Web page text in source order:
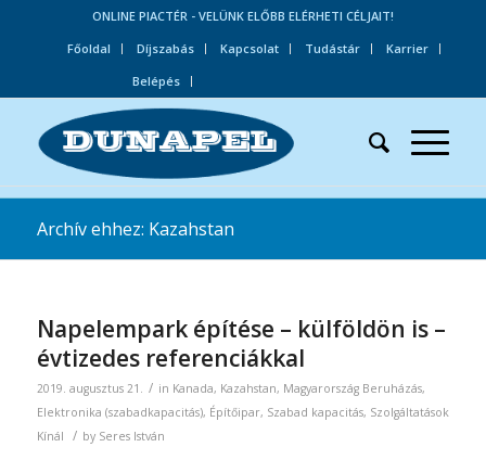
ONLINE PIACTÉR - VELÜNK ELŐBB ELÉRHETI CÉLJAIT!
Főoldal
Díjszabás Kapcsolat Tudástár
Karrier
Belépés
Archív ehhez: Kazahstan
Napelempark építése – külföldön is –
évtizedes referenciákkal
2019. augusztus 21. / in Kanada, Kazahstan, Magyarország Beruházás,
Elektronika (szabadkapacitás), Építőipar, Szabad kapacitás, Szolgáltatások
Kínál
/ by Seres István